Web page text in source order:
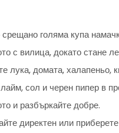
голяма купа
с вилица, докато стане
лука, домата, халапеньо,
сол и черен пипер в
и разбъркайте добре.
директен или